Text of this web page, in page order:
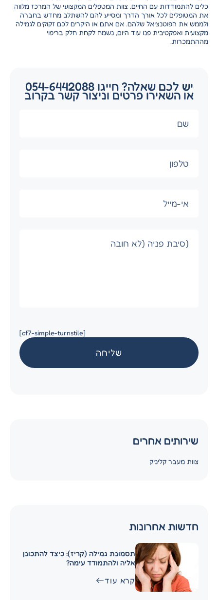
כלים להתמודדות עם החיים. צוות המטפלים המקצועי של המרכז מלווה
את המטופלים לכל אורך הדרך ומסייע להם להשתלב מחדש בחברה
ולממש את הפוטנציאל שלהם. אם אתם או היקרים לכם זקוקים לגמילה
מקצועית ואפקטיבית פנו עוד היום, נשמח לקחת חלק בריפוי
מההתמכרות.
יש לכם שאלה? חייגו 054-6442088
או השאירו פרטים וניצור קשר בקרוב
[cf7-simple-turnstile]
שירותים אחרים
צוות מעבר קליניק
חדשות אחרונות
תסמונת גמילה (קריז): כיצד להתכונן
אליה ולהתמודד עימה?
קרא עוד